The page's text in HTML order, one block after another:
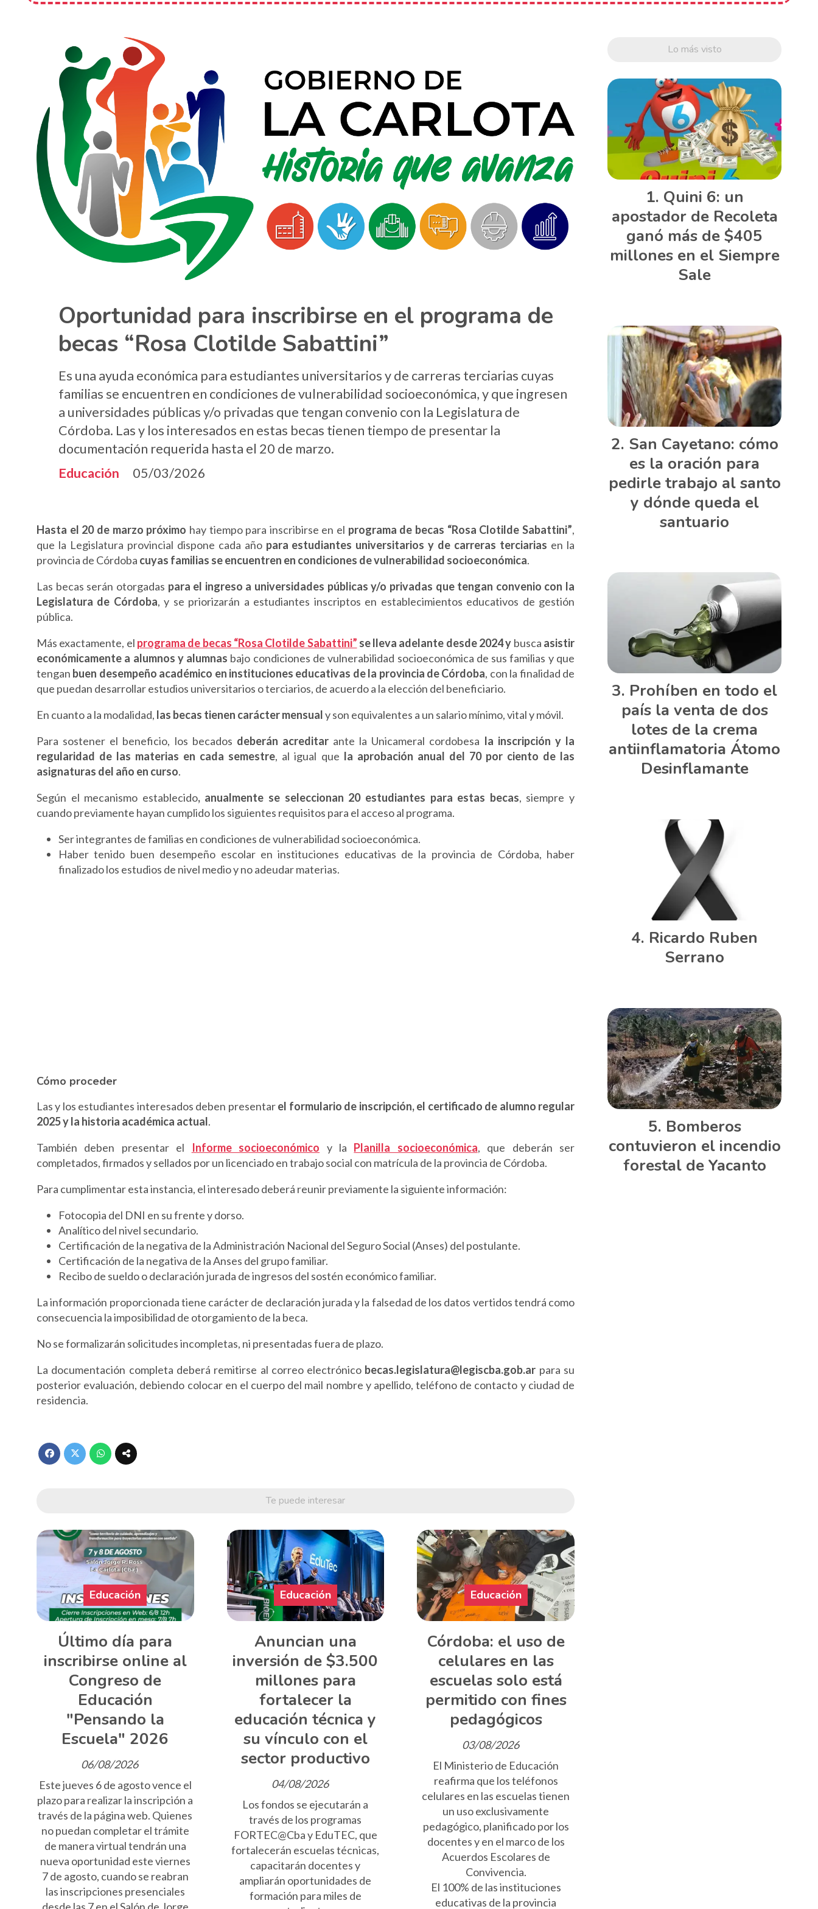
Oportunidad para inscribirse en el programa de
becas “Rosa Clotilde Sabattini”
Es una ayuda económica para estudiantes universitarios y de carreras terciarias cuyas
familias se encuentren en condiciones de vulnerabilidad socioeconómica, y que ingresen
a universidades públicas y/o privadas que tengan convenio con la Legislatura de
Córdoba. Las y los interesados en estas becas tienen tiempo de presentar la
documentación requerida hasta el 20 de marzo.
Educación
05/03/2026
Hasta el 20 de marzo próximo hay tiempo para inscribirse en el programa de becas “Rosa Clotilde Sabattini”,
que la Legislatura provincial dispone cada año para estudiantes universitarios y de carreras terciarias en la
provincia de Córdoba cuyas familias se encuentren en condiciones de vulnerabilidad socioeconómica.
Las becas serán otorgadas para el ingreso a universidades públicas y/o privadas que tengan convenio con la
Legislatura de Córdoba, y se priorizarán a estudiantes inscriptos en establecimientos educativos de gestión
pública.
Más exactamente, el programa de becas “Rosa Clotilde Sabattini” se lleva adelante desde 2024 y busca asistir
económicamente a alumnos y alumnas bajo condiciones de vulnerabilidad socioeconómica de sus familias y que
tengan buen desempeño académico en instituciones educativas de la provincia de Córdoba, con la finalidad de
que puedan desarrollar estudios universitarios o terciarios, de acuerdo a la elección del beneficiario.
En cuanto a la modalidad, las becas tienen carácter mensualy son equivalentes a un salario mínimo, vital y móvil.
Para sostener el beneficio, los becados deberán acreditar ante la Unicameral cordobesa la inscripción y la
regularidad de las materias en cada semestre, al igual que la aprobación anual del 70 por ciento de las
asignaturas del año en curso.
Según el mecanismo establecido, anualmente se seleccionan 20 estudiantes para estas becas, siempre y
cuando previamente hayan cumplido los siguientes requisitos para el acceso al programa.
Ser integrantes de familias en condiciones de vulnerabilidad socioeconómica.
Haber tenido buen desempeño escolar en instituciones educativas de la provincia de Córdoba, haber
finalizado los estudios de nivel medio y no adeudar materias.
Cómo proceder
Las y los estudiantes interesados deben presentarel formulario de inscripción, el certificado de alumno regular
2025 y la historia académica actual.
También deben presentar el
Informe socioeconómico y la Planilla socioeconómica, que deberán ser
completados, firmados y sellados por un licenciado en trabajo social con matrícula de la provincia de Córdoba.
Para cumplimentar esta instancia, el interesado deberá reunir previamente la siguiente información:
⁠Fotocopia del DNI en su frente y dorso.
⁠Analítico del nivel secundario.
⁠Certificación de la negativa de la Administración Nacional del Seguro Social (Anses) del postulante.
⁠Certificación de la negativa de la Anses del grupo familiar.
⁠Recibo de sueldo o declaración jurada de ingresos del sostén económico familiar.
La información proporcionada tiene carácter de declaración jurada y la falsedad de los datos vertidos tendrá como
consecuencia la imposibilidad de otorgamiento de la beca.
No se formalizarán solicitudes incompletas, ni presentadas fuera de plazo.
La documentación completa deberá remitirse al correo electrónico becas.legislatura@legiscba.gob.ar para su
posterior evaluación, debiendo colocar en el cuerpo del mail nombre y apellido, teléfono de contacto y ciudad de
residencia.
Te puede interesar
Último día para
inscribirse online al
Congreso de
Educación
"Pensando la
Escuela" 2026
Educación
06/08/2026
Este jueves 6 de agosto vence el
plazo para realizar la inscripción a
través de la página web. Quienes
no puedan completar el trámite
de manera virtual tendrán una
nueva oportunidad este viernes
7 de agosto, cuando se reabran
las inscripciones presenciales
Anuncian una
inversión de $3.500
millones para
fortalecer la
educación técnica y
su vínculo con el
sector productivo
Educación
04/08/2026
Los fondos se ejecutarán a
través de los programas
FORTEC@Cba y EduTEC, que
fortalecerán escuelas técnicas,
capacitarán docentes y
ampliarán oportunidades de
formación para miles de
Córdoba: el uso de
celulares en las
escuelas solo está
permitido con fines
pedagógicos
Educación
03/08/2026
El Ministerio de Educación
reafirma que los teléfonos
celulares en las escuelas tienen
un uso exclusivamente
pedagógico, planificado por los
docentes y en el marco de los
Acuerdos Escolares de
Convivencia.
El 100% de las instituciones
educativas de la provincia
Lo más visto
Quini 6: un
apostador de Recoleta
ganó más de $405
millones en el Siempre
Sale
San Cayetano: cómo
es la oración para
pedirle trabajo al santo
y dónde queda el
santuario
Prohíben en todo el
país la venta de dos
lotes de la crema
antiinflamatoria Átomo
Desinflamante
Ricardo Ruben
Serrano
Bomberos
contuvieron el incendio
forestal de Yacanto